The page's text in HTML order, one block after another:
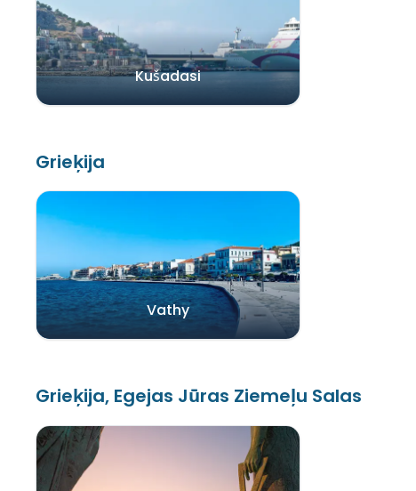
Kušadasi
Grieķija
Vathy
Grieķija, Egejas Jūras Ziemeļu Salas